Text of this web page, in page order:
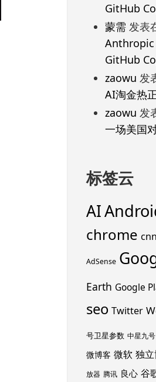
GitHub
蒙需发表
Anthropic
GitHub
zaowu 发
AI淘金热
zaowu 发
一场美国
标签云
AI
chrome
AdSense
Earth Google
seo Twitter
号卫星参数 中星九号
微博客 微软 独
放器 腾讯 良心 谷